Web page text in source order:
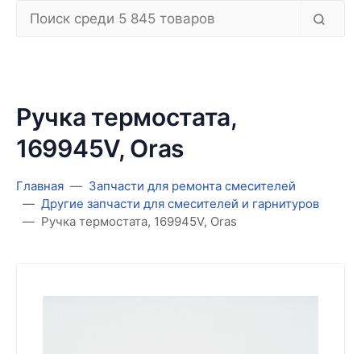
Ручка термостата,
169945V, Oras
Главная
Запчасти для ремонта смесителей
Другие запчасти для смесителей и гарнитуров
Ручка термостата, 169945V, Oras